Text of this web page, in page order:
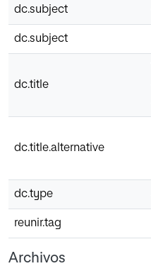
dc.subject
dc.subject
dc.title
dc.title.alternative
dc.type
reunir.tag
Archivos